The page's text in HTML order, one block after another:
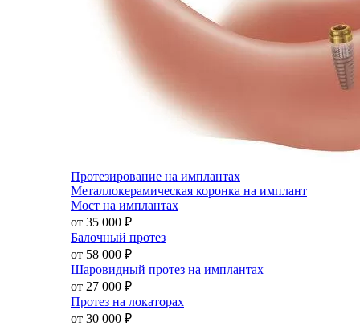
Протезирование на имплантах
Металлокерамическая коронка на имплант
Мост на имплантах
от 35 000 ₽
Балочный протез
от 58 000 ₽
Шаровидный протез на имплантах
от 27 000 ₽
Протез на локаторах
от 30 000 ₽